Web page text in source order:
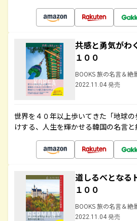
共感と勇気がわ
１００
BOOKS 旅の名言＆絶
2022.11.04 発売
世界を４０年以上歩いてきた「地球
けする、人生を輝かせる韓国の名言
道しるべとなる
１００
BOOKS 旅の名言＆絶
2022.11.04 発売